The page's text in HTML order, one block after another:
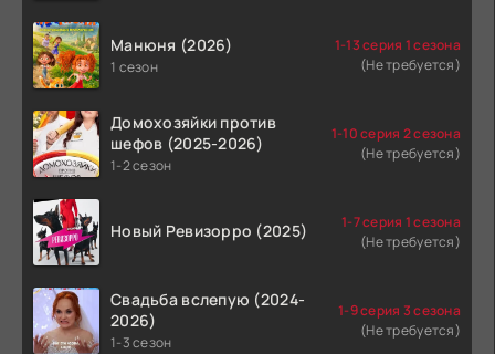
Манюня (2026)
1 сезон
1-13 серия 1 сезона
(Не требуется)
Домохозяйки против
шефов (2025-2026)
1-2 сезон
1-10 серия 2 сезона
(Не требуется)
Новый Ревизорро (2025)
1-7 серия 1 сезона
(Не требуется)
Свадьба вслепую (2024-
2026)
1-3 сезон
1-9 серия 3 сезона
(Не требуется)